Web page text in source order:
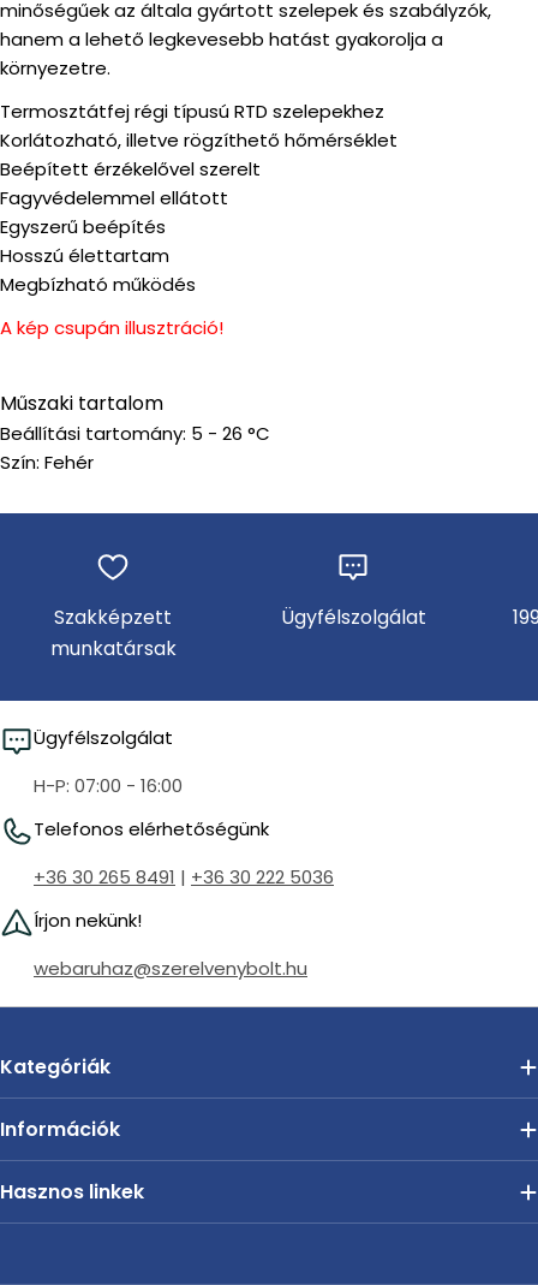
minőségűek az általa gyártott szelepek és szabályzók,
hanem a lehető legkevesebb hatást gyakorolja a
környezetre.
Termosztátfej régi típusú RTD szelepekhez
Korlátozható, illetve rögzíthető hőmérséklet
Beépített érzékelővel szerelt
Fagyvédelemmel ellátott
Egyszerű beépítés
Hosszú élettartam
Megbízható működés
A kép csupán illusztráció!
Műszaki tartalom
Beállítási tartomány: 5 - 26 °C
Szín: Fehér
Szakképzett
munkatársak
Ügyfélszolgálat
Ügyfélszolgálat
H-P: 07:00 - 16:00
Telefonos elérhetőségünk
+36 30 265 8491 | +36 30 222 5036
Írjon nekünk!
webaruhaz@szerelvenybolt.hu
Kategóriák
Információk
Hasznos linkek